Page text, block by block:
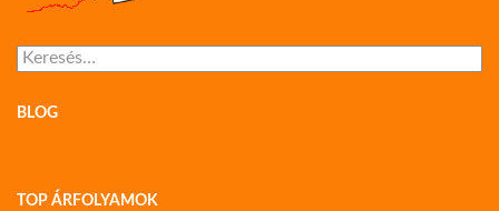
Keresés:
BLOG
TOP ÁRFOLYAMOK